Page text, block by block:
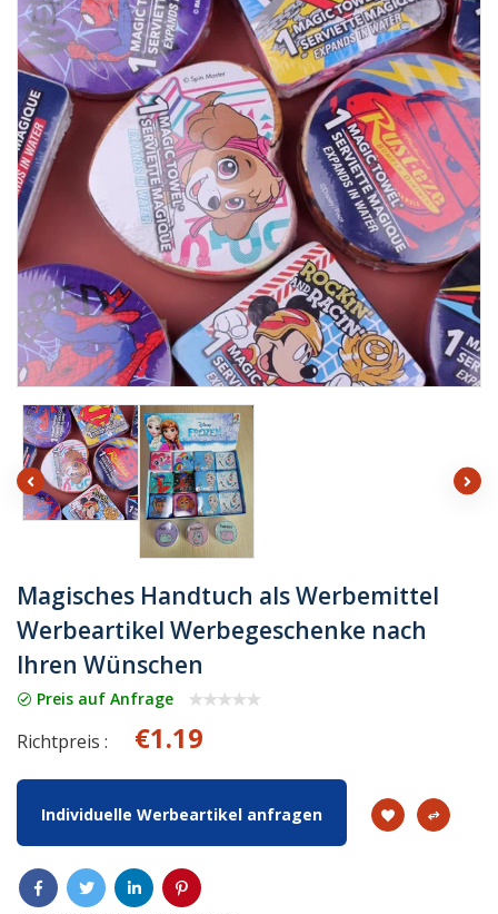
Magisches Handtuch als Werbemittel
Werbeartikel Werbegeschenke nach
Ihren Wünschen
Preis auf Anfrage
Richtpreis : €1.19
Individuelle Werbeartikel anfragen